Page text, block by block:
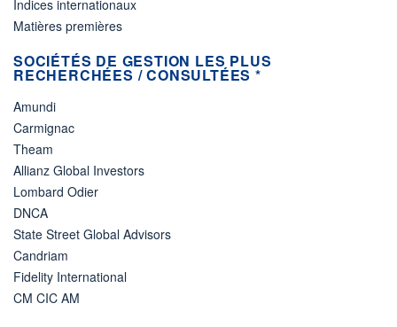
Indices internationaux
Matières premières
SOCIÉTÉS DE GESTION LES PLUS
RECHERCHÉES / CONSULTÉES *
Amundi
Carmignac
Theam
Allianz Global Investors
Lombard Odier
DNCA
State Street Global Advisors
Candriam
Fidelity International
CM CIC AM